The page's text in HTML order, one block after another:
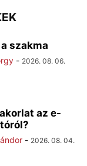
szakma
- 2026. 08. 06.
az e-
- 2026. 08. 04.